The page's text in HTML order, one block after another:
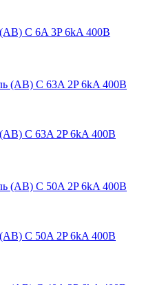
C 6A 3P 6kA 400В
C 63A 2P 6kA 400В
C 50A 2P 6kA 400В